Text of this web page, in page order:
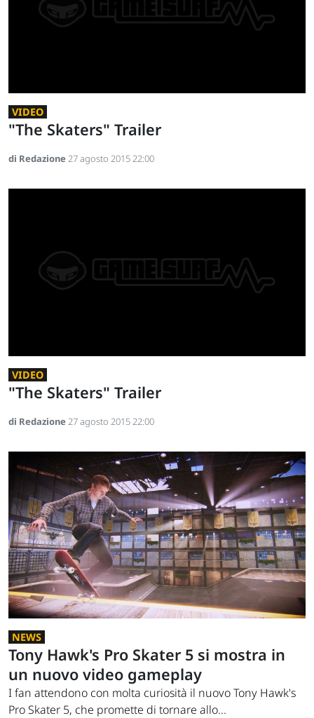
VIDEO
"The Skaters" Trailer
di Redazione27 agosto 2015 22:00
VIDEO
"The Skaters" Trailer
di Redazione27 agosto 2015 22:00
NEWS
Tony Hawk's Pro Skater 5 si mostra in
un nuovo video gameplay
I fan attendono con molta curiosità il nuovo Tony Hawk's
Pro Skater 5, che promette di tornare allo...